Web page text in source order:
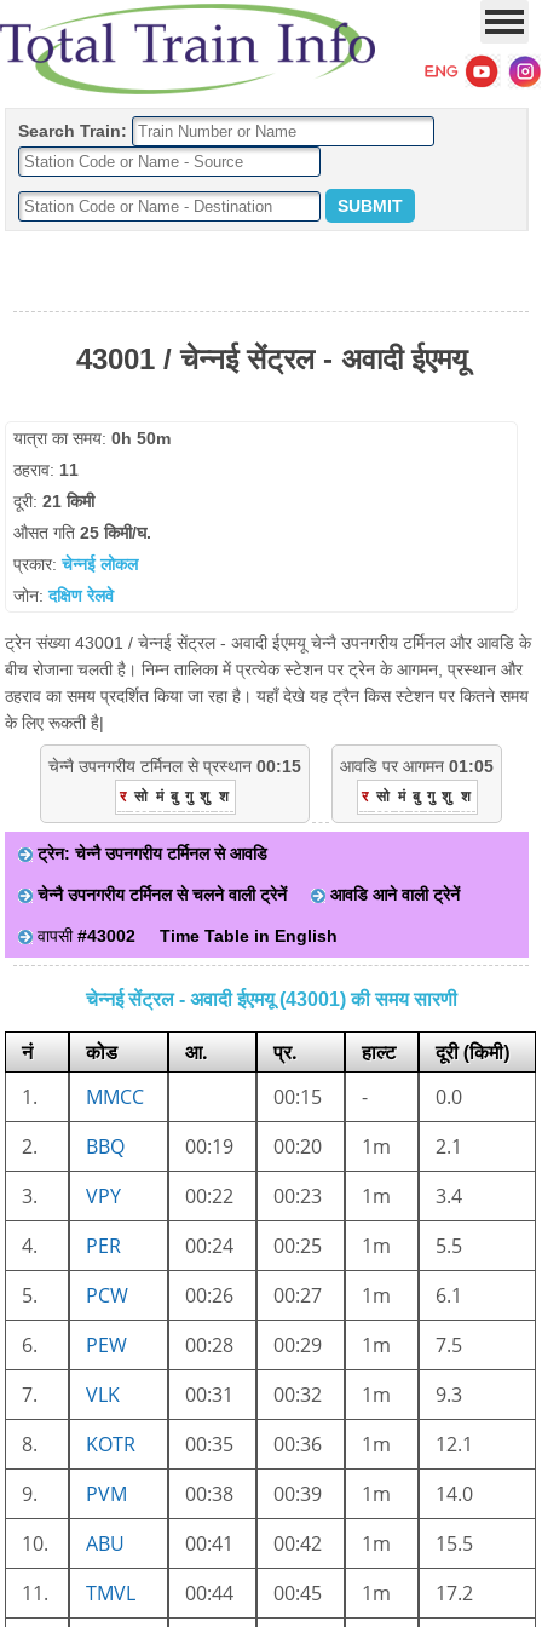
Search Train:
43001 / चेन्नई सेंट्रल - अवादी ईएमयू
यात्रा का समय:0h 50m
ठहराव: 11
दूरी:21 किमी
औसत गति25 किमी/घ.
प्रकार:चेन्नई लोकल
जोन:दक्षिण रेलवे
ट्रेन संख्या 43001 / चेन्नई सेंट्रल - अवादी ईएमयू चेन्नै उपनगरीय टर्मिनल और आवडि के
बीच रोजाना चलती है। निम्न तालिका में प्रत्येक स्टेशन पर ट्रेन के आगमन, प्रस्थान और
ठहराव का समय प्रदर्शित किया जा रहा है। यहाँ देखे यह ट्रैन किस स्टेशन पर कितने समय
के लिए रूकती है|
चेन्नै उपनगरीय टर्मिनल से प्रस्थान 00:15
र सो मं बु गु शु श
आवडि पर आगमन 01:05
र सो मं बु गु शु श
ट्रेन: चेन्नै उपनगरीय टर्मिनल से आवडि
चेन्नै उपनगरीय टर्मिनल से चलने वाली ट्रेनें आवडि आने वाली ट्रेनें
वापसी#43002 Time Table in English
चेन्नई सेंट्रल - अवादी ईएमयू (43001) की समय सारणी
नं कोड आ. प्र. हाल्ट
दूरी (किमी)
1.
MMCC 00:15 -
0.0
2.
BBQ 00:19 00:20 1m
2.1
3.
VPY 00:22 00:23 1m
3.4
4.
PER 00:24 00:25 1m
5.5
5.
PCW 00:26 00:27 1m
6.1
6.
PEW 00:28 00:29 1m
7.5
7.
VLK 00:31 00:32 1m
9.3
8.
KOTR 00:35 00:36 1m
12.1
9.
PVM 00:38 00:39 1m
14.0
10.
ABU 00:41 00:42 1m
15.5
11.
TMVL 00:44 00:45 1m 17.2